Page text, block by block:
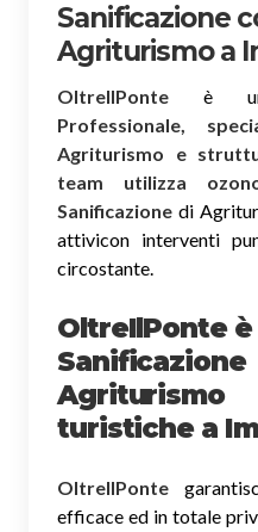
Sanificazione
Agriturismo a
OltreIlPonte è
Professionale,
Agriturismo e
team utilizza
Sanificazione di
attivicon interventi
circostante.
OltreIlPonte
Sanificazione
turistiche a
OltreIlPonte
efficace ed in totale